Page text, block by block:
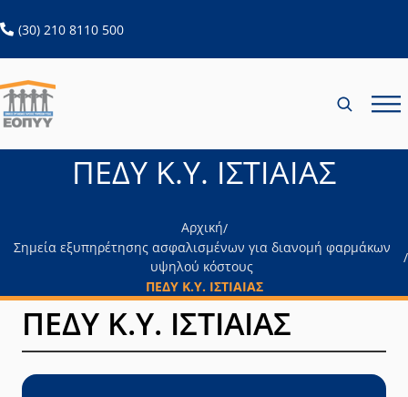
(30) 210 8110 500ανοίγει σε νέα καρτέλα
ΠΕΔΥ Κ.Υ. ΙΣΤΙΑΙΑΣ
Αρχική/
Σημεία εξυπηρέτησης ασφαλισμένων για διανομή φαρμάκων
υψηλού κόστους
/
ΠΕΔΥ Κ.Υ. ΙΣΤΙΑΙΑΣ
ΠΕΔΥ Κ.Υ. ΙΣΤΙΑΙΑΣ